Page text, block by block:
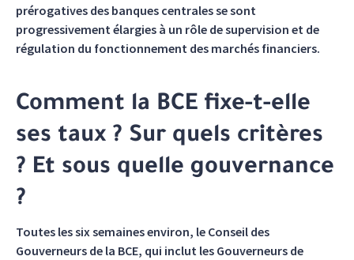
prérogatives des banques centrales se sont
progressivement élargies à un rôle de supervision et de
régulation du fonctionnement des marchés financiers.
Comment la BCE fixe-t-elle
ses taux ? Sur quels critères
? Et sous quelle gouvernance
?
Toutes les six semaines environ, le Conseil des
Gouverneurs de la BCE, qui inclut les Gouverneurs de